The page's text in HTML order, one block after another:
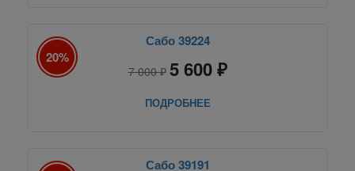
20%
Сабо 39224
7 000 ₽ 5 600 ₽
ПОДРОБНЕЕ
Сабо 39191